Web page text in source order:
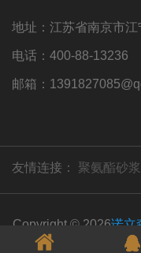
地址：江苏省南京市
电话：400-88-13236
邮箱：
友情连接： 聚氨酯砂
Copyright © 2026诺立